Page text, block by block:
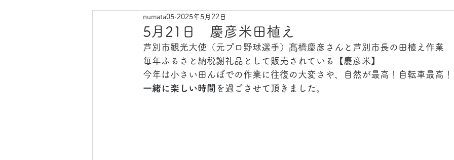
5月21日 慶彦米田植え
numata05 2025年5月22日
芦別市観光大使（元プロ野球選手）髙橋慶彦さんと芦別市長の田植え作業
毎年ふるさと納税謝礼品として販売されている【慶彦米】
今年は小さい田んぼでの作業に往復の大変さや、自然が最高！自転車最高
一緒に楽しい時間 を過ごさせて頂きました。